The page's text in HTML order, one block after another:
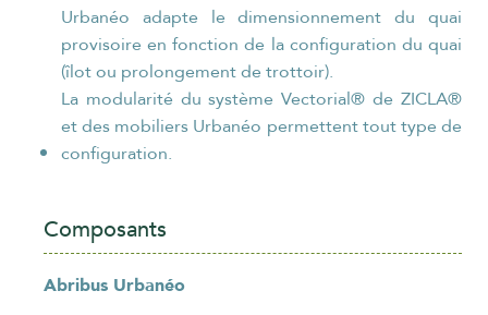
Urbanéo adapte le dimensionnement du quai
provisoire en fonction de la configuration du quai
(îlot ou prolongement de trottoir).
La modularité du système Vectorial® de ZICLA®
et des mobiliers Urbanéo permettent tout type de
configuration.
Composants
Abribus Urbanéo
TÉLÉPHONE*
En cliquant sur "Envoyer", vous acceptez notre
Envoyer